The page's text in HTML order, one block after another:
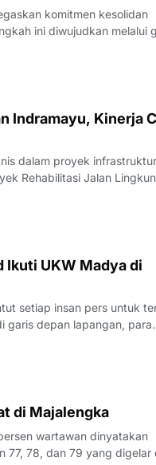
komitmen kesolidan
ini diwujudkan melalui
Jalan Olahraga, Indramayu,
Indramayu, Kinerja
dalam proyek
Rehabilitasi Jalan
sorotan tajam lantaran
Ikuti UKW Madya di
setiap insan pers untuk
garis depan lapangan, para
kapasitas diri demi
di Majalengka
wartawan dinyatakan
77, 78, dan 79 yang digelar